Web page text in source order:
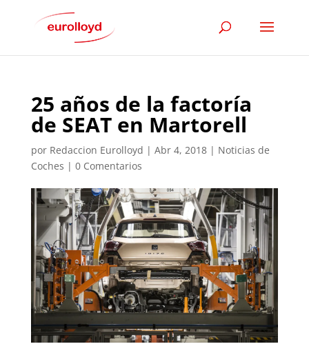
25 años de la factoría
de SEAT en Martorell
por Redaccion Eurolloyd | Abr 4, 2018| Noticias de
Coches | 0 Comentarios